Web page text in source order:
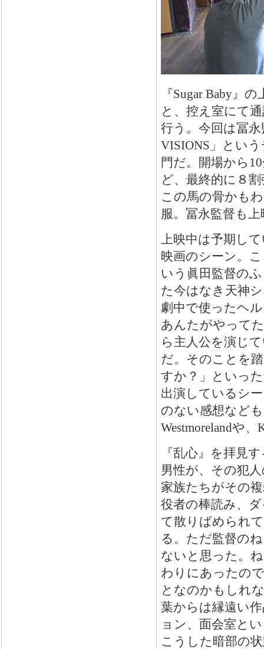
『Sugar Baby』
と、控え室にて
行う。今回は冨
VISIONS」とい
門だ。開場から
ど、最終的に８
この馬の骨かも
服。冨永監督も
上映中は予期し
映画のシーン。
いう眞田監督の
た今はなき天神
劇中で使ったヘ
あんたがやって
ら主人公を演じ
だ。そのことを
すか？」といっ
出演しているシ
のない感想など
Westmorelandや
『乱心』を拝見
男性が、その犯
家族たちがその
役者の棒読み、
て散りばめられ
る。ただ監督の
ないと思った。
わりにあったの
となのかもしれ
葉からは縁遠い
ョン、面会室と
こうした暗部の